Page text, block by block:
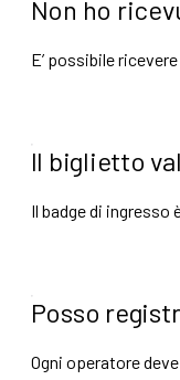
Non ho
E’ possibile
Il biglietto
Il badge di ingresso
Posso
Ogni operatore